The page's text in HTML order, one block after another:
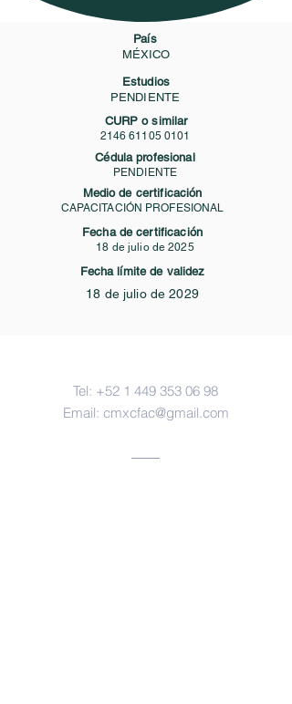
País
MÉXICO
Estudios
PENDIENTE
CURP o similar
2146 61105 0101
Cédula profesional
PENDIENTE
Medio de certificación
CAPACITACIÓN PROFESIONAL
Fecha de certificación
18 de julio de 2025
Fecha límite de validez
18 de julio de 2029
Tel: +52 1 449 353 06 98
Email: cmxcfac@gmail.com